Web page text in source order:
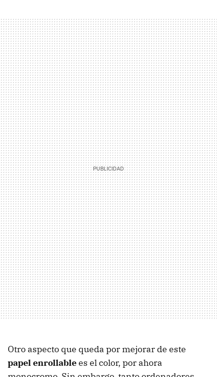
Otro aspecto que queda por mejorar de este
papel enrollablees el color, por ahora